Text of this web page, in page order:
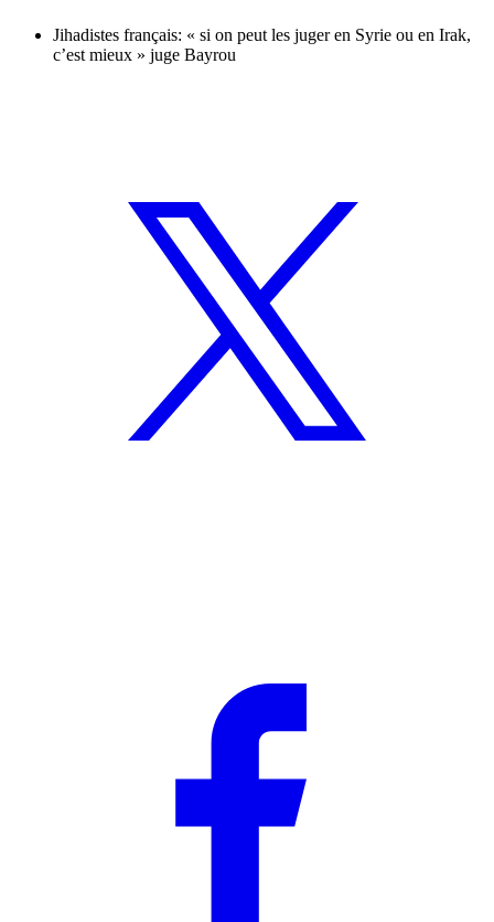
Jihadistes français: « si on peut les juger en Syrie ou en Irak,
c’est mieux » juge Bayrou